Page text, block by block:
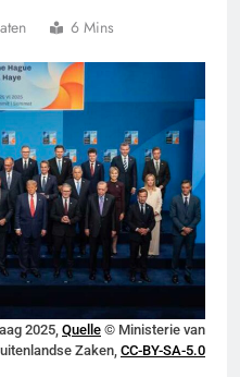
6 Mins
2025, Quelle © Ministerie van
Zaken, CC-BY-SA-5.0